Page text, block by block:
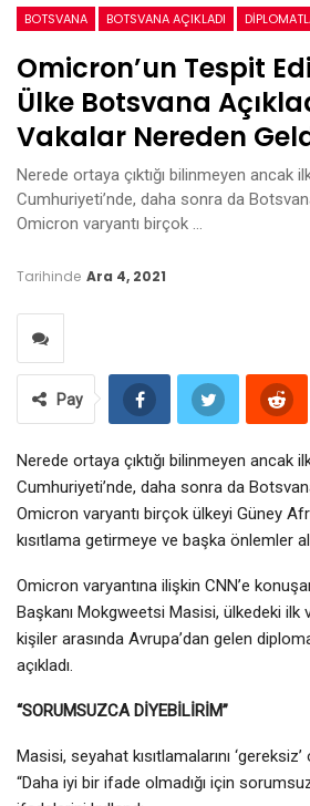
BOTSVANA BOTSVANA AÇIKLADI
Omicron’un Tespit
Ülke Botsvana
Vakalar Nereden
Nerede ortaya çıktığı bilinmeyen ancak
Cumhuriyeti’nde, daha sonra da
Omicron varyantı birçok …
Tarihinde Ara 4, 2021
Pay
Nerede ortaya çıktığı bilinmeyen ancak
Cumhuriyeti’nde, daha sonra da
Omicron varyantı birçok ülkeyi Güney
kısıtlama getirmeye ve başka önlemler
Omicron varyantına ilişkin CNN’e
Başkanı Mokgweetsi Masisi, ülkedeki ilk
kişiler arasında Avrupa’dan gelen
açıkladı.
“SORUMSUZCA DİYEBİLİRİM”
Masisi, seyahat kısıtlamalarını
“Daha iyi bir ifade olmadığı için